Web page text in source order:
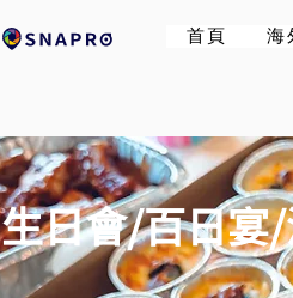
首頁 海
生日會/百日宴